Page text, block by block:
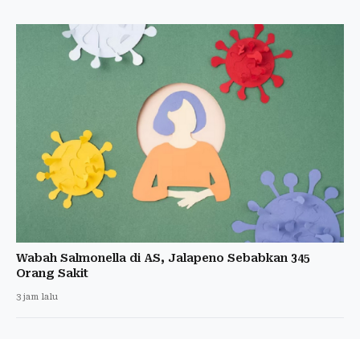
Wabah Salmonella di AS, Jalapeno Sebabkan 345
Orang Sakit
3 jam lalu